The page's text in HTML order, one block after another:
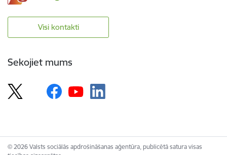
Visi kontakti
Sekojiet mums
© 2026 Valsts sociālās apdrošināšanas aģentūra, publicētā satura visas